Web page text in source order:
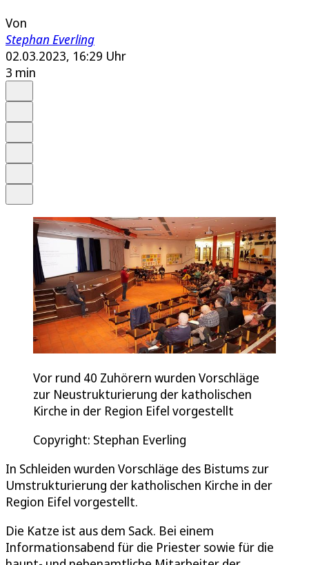
Von
Stephan Everling
02.03.2023, 16:29 Uhr
3 min
Vor rund 40 Zuhörern wurden Vorschläge
zur Neustrukturierung der katholischen
Kirche in der Region Eifel vorgestellt
Copyright: Stephan Everling
In Schleiden wurden Vorschläge des Bistums zur
Umstrukturierung der katholischen Kirche in der
Region Eifel vorgestellt.
Die Katze ist aus dem Sack. Bei einem
Informationsabend für die Priester sowie für die